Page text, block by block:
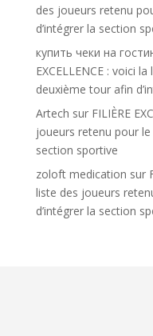
des joueurs retenu
d’intégrer la section
купить чеки на
EXCELLENCE : voici
deuxième tour afin
Artech sur FILIÈRE
joueurs retenu pour
section sportive
zoloft medication sur
liste des joueurs
d’intégrer la section